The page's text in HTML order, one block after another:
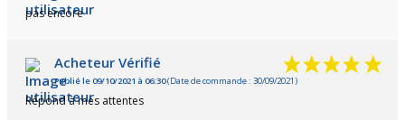
pas encore
Acheteur Vérifié
Publié le 09/10/2021 à 06:30(Date de commande : 30/09/2021)
Répond à mes attentes